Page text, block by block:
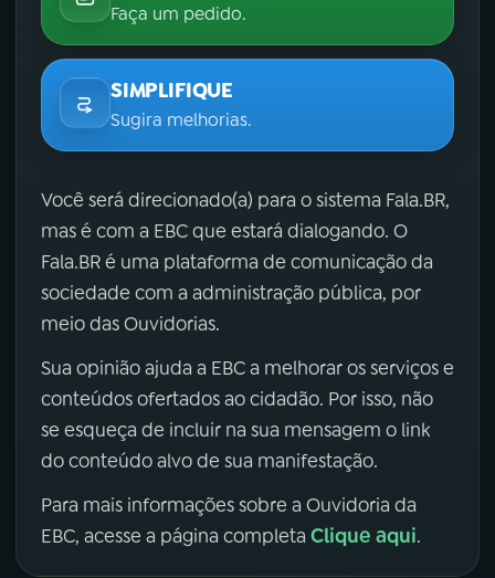
Faça um pedido.
SIMPLIFIQUE
Sugira melhorias.
Você será direcionado(a) para o sistema Fala.BR,
mas é com a EBC que estará dialogando. O
Fala.BR é uma plataforma de comunicação da
sociedade com a administração pública, por
meio das Ouvidorias.
Sua opinião ajuda a EBC a melhorar os serviços e
conteúdos ofertados ao cidadão. Por isso, não
se esqueça de incluir na sua mensagem o link
do conteúdo alvo de sua manifestação.
Para mais informações sobre a Ouvidoria da
EBC, acesse a página completa Clique aqui.